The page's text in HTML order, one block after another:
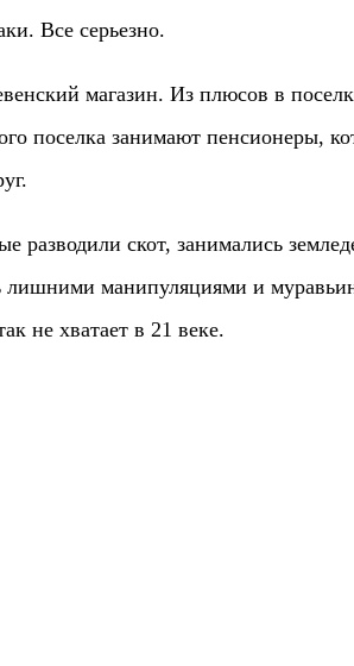
Все серьезно.
магазин. Из плюсов в
поселка занимают пенсионеры,
разводили скот, занимались
лишними манипуляциями и
не хватает в 21 веке.